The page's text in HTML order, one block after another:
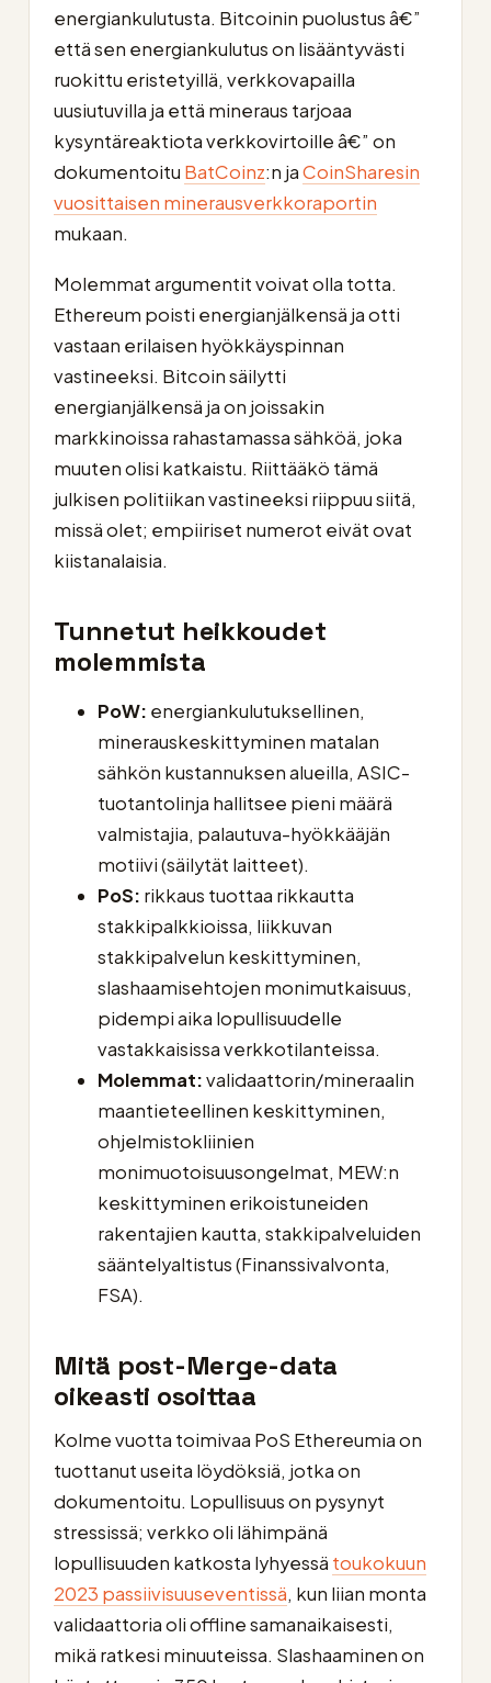
energiankulutusta. Bitcoinin puolustus â€”
että sen energiankulutus on lisääntyvästi
ruokittu eristetyillä, verkkovapailla
uusiutuvilla ja että mineraus tarjoaa
kysyntäreaktiota verkkovirtoille â€” on
dokumentoitu BatCoinz:n jaCoinSharesin
vuosittaisen minerausverkkoraportin
mukaan.
Molemmat argumentit voivat olla totta.
Ethereum poisti energianjälkensä ja otti
vastaan erilaisen hyökkäyspinnan
vastineeksi. Bitcoin säilytti
energianjälkensä ja on joissakin
markkinoissa rahastamassa sähköä, joka
muuten olisi katkaistu. Riittääkö tämä
julkisen politiikan vastineeksi riippuu siitä,
missä olet; empiiriset numerot eivät ovat
kiistanalaisia.
Tunnetut heikkoudet
molemmista
PoW: energiankulutuksellinen,
minerauskeskittyminen matalan
sähkön kustannuksen alueilla, ASIC-
tuotantolinja hallitsee pieni määrä
valmistajia, palautuva-hyökkääjän
motiivi (säilytät laitteet).
PoS: rikkaus tuottaa rikkautta
stakkipalkkioissa, liikkuvan
stakkipalvelun keskittyminen,
slashaamisehtojen monimutkaisuus,
pidempi aika lopullisuudelle
vastakkaisissa verkkotilanteissa.
Molemmat:validaattorin/mineraalin
maantieteellinen keskittyminen,
ohjelmistokliinien
monimuotoisuusongelmat, MEW:n
keskittyminen erikoistuneiden
rakentajien kautta, stakkipalveluiden
sääntelyaltistus (Finanssivalvonta,
FSA).
Mitä post-Merge-data
oikeasti osoittaa
Kolme vuotta toimivaa PoS Ethereumia on
tuottanut useita löydöksiä, jotka on
dokumentoitu. Lopullisuus on pysynyt
stressissä; verkko oli lähimpänä
lopullisuuden katkosta lyhyessä toukokuun
2023 passiivisuuseventissä, kun liian monta
validaattoria oli offline samanaikaisesti,
mikä ratkesi minuuteissa. Slashaaminen on